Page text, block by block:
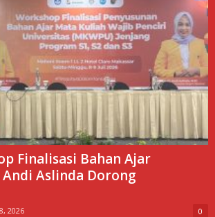
Finalisasi Bahan Ajar
Andi Aslinda Dorong
2026 0